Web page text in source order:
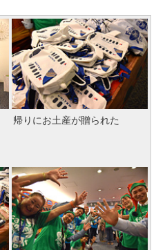
帰りにお土産が贈られた